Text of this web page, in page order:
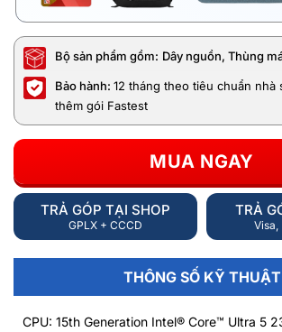
Bộ sản phẩm gồm: Dây nguồn, Thùng
Bảo hành: 12 tháng theo tiêu chuẩn nhà
thêm gói Fastest
MUA NGAY
TRẢ GÓP TẠI SHOP
GPLX + CCCD
TRẢ
Visa,
THÔNG SỐ KỸ THUẬT
CPU: 15th Generation Intel® Core™ Ultra 5